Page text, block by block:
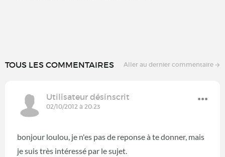
TOUS LES COMMENTAIRES Aller au dernier commentaire
Utilisateur désinscrit
02/10/2012 à 20:23
bonjour loulou, je n'es pas de reponse à te donner, mais
je suis très intéressé par le sujet.